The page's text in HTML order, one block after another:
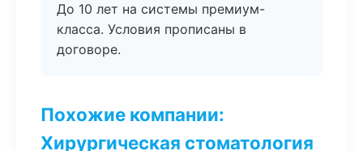
До 10 лет на системы премиум-
класса. Условия прописаны в
договоре.
Похожие компании:
Хирургическая стоматология